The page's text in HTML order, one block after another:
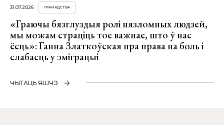
31.07.2026 ГРАМАДСТВА
«Граючы бязглуздыя ролі нязломных людзей,
мы можам страціць тое важнае, што ў нас
ёсць»: Ганна Златкоўская пра права на боль і
слабасць у эміграцыі
ЧЫТАЦЬ ЯШЧЭ